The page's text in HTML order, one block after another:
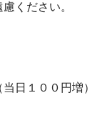
ください。
日１００円増）